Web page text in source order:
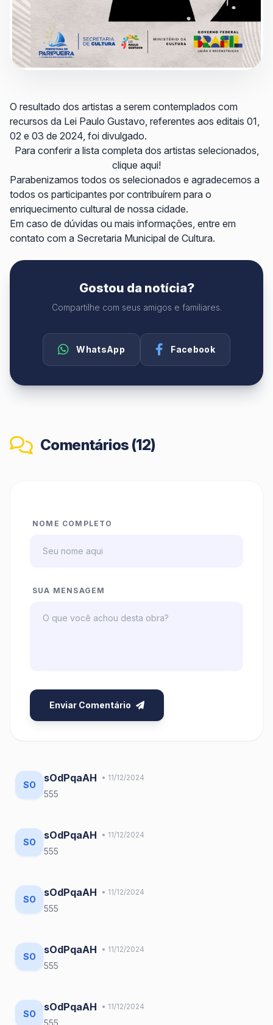
O resultado dos artistas a serem contemplados com
recursos da Lei Paulo Gustavo, referentes aos editais 01,
02 e 03 de 2024, foi divulgado.
Para conferir a lista completa dos artistas selecionados,
clique aqui!
Parabenizamos todos os selecionados e agradecemos a
todos os participantes por contribuírem para o
enriquecimento cultural de nossa cidade.
Em caso de dúvidas ou mais informações, entre em
contato com a Secretaria Municipal de Cultura.
Gostou da notícia?
Compartilhe com seus amigos e familiares.
WhatsApp Facebook
Comentários (12)
NOME COMPLETO
SUA MENSAGEM
Enviar Comentário
SO
sOdPqaAH • 11/12/2024
555
SO
sOdPqaAH • 11/12/2024
555
SO
sOdPqaAH • 11/12/2024
555
SO
sOdPqaAH • 11/12/2024
555
SO
sOdPqaAH • 11/12/2024
555